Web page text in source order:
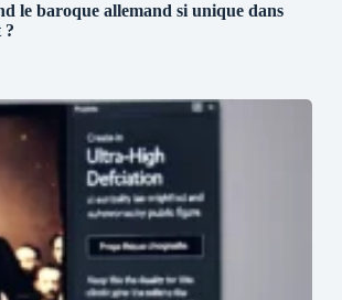
le baroque allemand si unique dans
?